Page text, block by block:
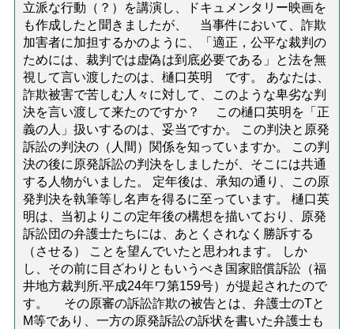
立派な行動（？）を講演し、ドキュメンタリー映画を
も作成したと聞きましたが、 当事件において、詐欺
加害者に加担するかのように、「適正，公平な裁判の
ためには、裁判では虚偽は到底必要である」と法を無
視して言い渡したのは、樋口英明 です。 あなたは、
詐欺被害で苦しむ人々に対して、このような卑劣な判
決を言い渡して来たのですか？ この樋口英明を「正
義の人」扱いするのは、妥当ですか。 この判決と原発
訴訟の判決の（人間）関係を知っていますか。 この判
決の後に原発訴訟の判決をしましたが、そこには共通
する人物がいました。 定年後は、承知の通り、この原
発判決を執筆等し名声を得るに至っています。 樋口英
明は、当初よりこの定年後の構想を描いており、原発
訴訟団の弁護士たちには、あとくされなく勝訴する
（させる） ことを望んでいたと思われます。 しか
し、その前に目ざわりともいうべき国家賠償訴訟（福
井地方裁判所.平成24年ワ第159号）が提起されたので
す。 その原審の訴訟詐欺の被告とは、弁護士のTと
M等であり、一方の原発訴訟の訴状を書いた弁護士も